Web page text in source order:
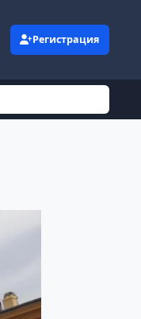
Регистрация